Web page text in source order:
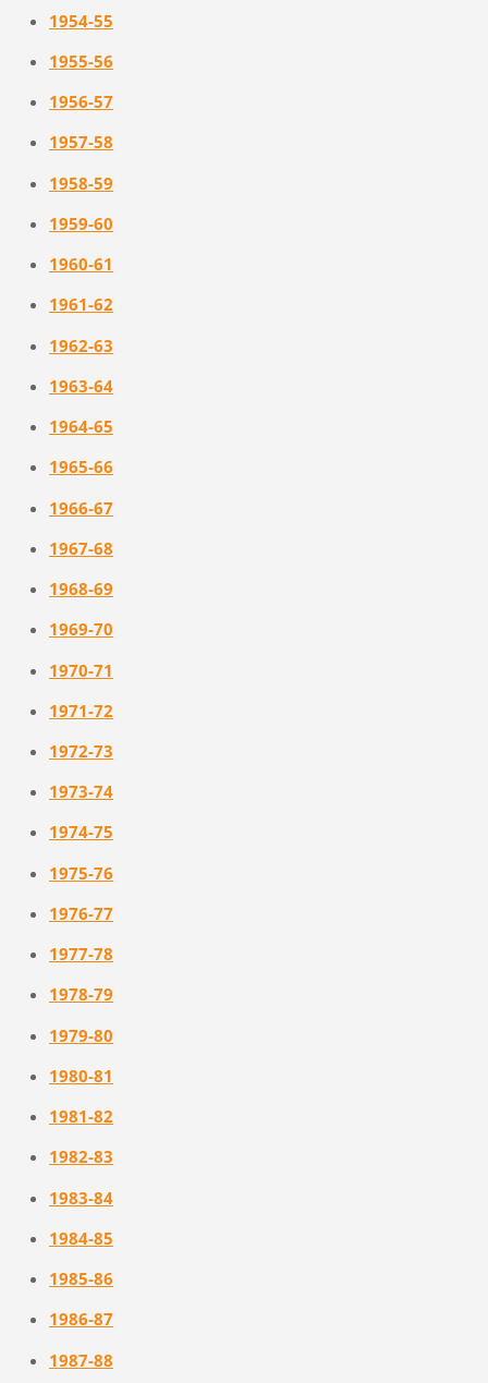
1954-55
1955-56
1956-57
1957-58
1958-59
1959-60
1960-61
1961-62
1962-63
1963-64
1964-65
1965-66
1966-67
1967-68
1968-69
1969-70
1970-71
1971-72
1972-73
1973-74
1974-75
1975-76
1976-77
1977-78
1978-79
1979-80
1980-81
1981-82
1982-83
1983-84
1984-85
1985-86
1986-87
1987-88